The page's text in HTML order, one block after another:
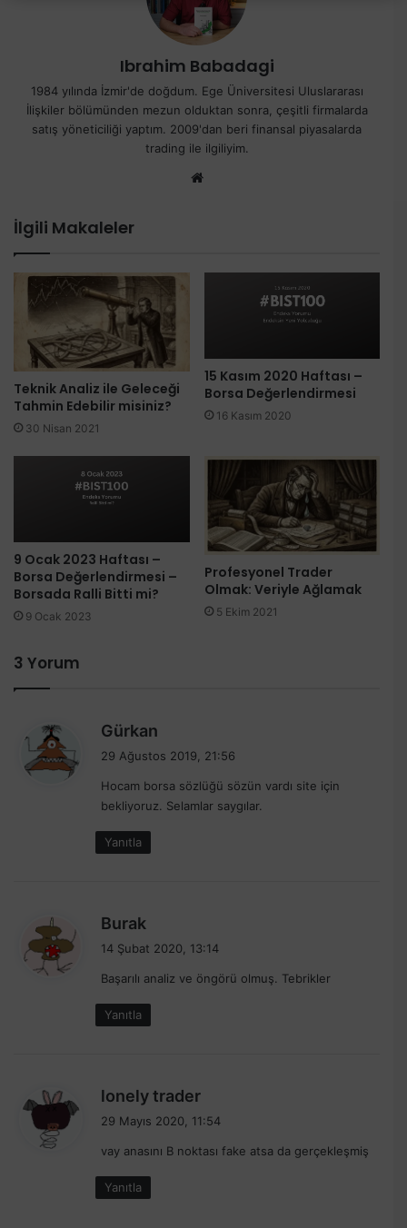
Ibrahim Babadagi
1984 yılında İzmir'de doğdum. Ege Üniversitesi Uluslararası
İlişkiler bölümünden mezun olduktan sonra, çeşitli firmalarda
satış yöneticiliği yaptım. 2009'dan beri finansal piyasalarda
trading ile ilgiliyim.
İlgili Makaleler
Teknik Analiz ile Geleceği
Tahmin Edebilir misiniz?
30 Nisan 2021
15 Kasım 2020 Haftası –
Borsa Değerlendirmesi
16 Kasım 2020
9 Ocak 2023 Haftası –
Borsa Değerlendirmesi –
Borsada Ralli Bitti mi?
9 Ocak 2023
Profesyonel Trader
Olmak: Veriyle Ağlamak
5 Ekim 2021
3 Yorum
Gürkan
i
k
29 Ağustos 2019, 21:56
Hocam borsa sözlüğü sözün vardı site için
bekliyoruz. Selamlar saygılar.
Yanıtla
Burak
i
k
i
14 Şubat 2020, 13:14
Başarılı analiz ve öngörü olmuş. Tebrikler
Yanıtla
lonely trader
i
29 Mayıs 2020, 11:54
vay anasını B noktası fake atsa da gerçekleşmiş
Yanıtla